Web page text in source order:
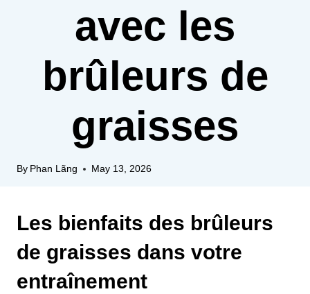
avec les
brûleurs de
graisses
By Phan Lãng May 13, 2026
Les bienfaits des brûleurs
de graisses dans votre
entraînement